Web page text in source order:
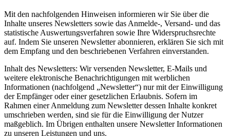
Mit den nachfolgenden Hinweisen informieren wir Sie über die
Inhalte unseres Newsletters sowie das Anmelde-, Versand- und das
statistische Auswertungsverfahren sowie Ihre Widerspruchsrechte
auf. Indem Sie unseren Newsletter abonnieren, erklären Sie sich mit
dem Empfang und den beschriebenen Verfahren einverstanden.
Inhalt des Newsletters: Wir versenden Newsletter, E-Mails und
weitere elektronische Benachrichtigungen mit werblichen
Informationen (nachfolgend „Newsletter“) nur mit der Einwilligung
der Empfänger oder einer gesetzlichen Erlaubnis. Sofern im
Rahmen einer Anmeldung zum Newsletter dessen Inhalte konkret
umschrieben werden, sind sie für die Einwilligung der Nutzer
maßgeblich. Im Übrigen enthalten unsere Newsletter Informationen
zu unseren Leistungen und uns.